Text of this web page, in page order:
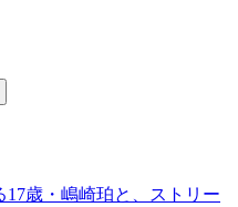
歳・嶋崎珀と、ストリー